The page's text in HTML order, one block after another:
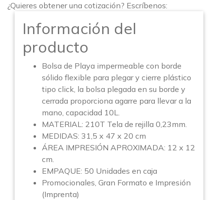
¿Quieres obtener una cotización? Escríbenos:
Información del
producto
Bolsa de Playa impermeable con borde
sólido flexible para plegar y cierre plástico
tipo click, la bolsa plegada en su borde y
cerrada proporciona agarre para llevar a la
mano, capacidad 10L.
MATERIAL: 210T Tela de rejilla 0,23mm.
MEDIDAS: 31,5 x 47 x 20 cm
ÁREA IMPRESIÓN APROXIMADA: 12 x 12
cm.
EMPAQUE: 50 Unidades en caja
Promocionales, Gran Formato e Impresión
(Imprenta)